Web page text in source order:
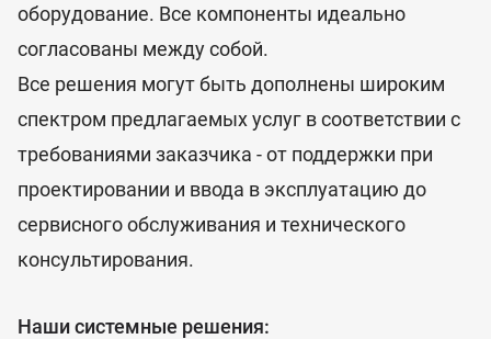
оборудование. Все компоненты идеально
согласованы между собой.
Все решения могут быть дополнены широким
спектром предлагаемых услуг в соответствии с
требованиями заказчика - от поддержки при
проектировании и ввода в эксплуатацию до
сервисного обслуживания и технического
консультирования.
Наши системные решения: